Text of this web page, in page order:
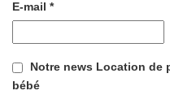
E-mail *
Notre news Location de
bébé